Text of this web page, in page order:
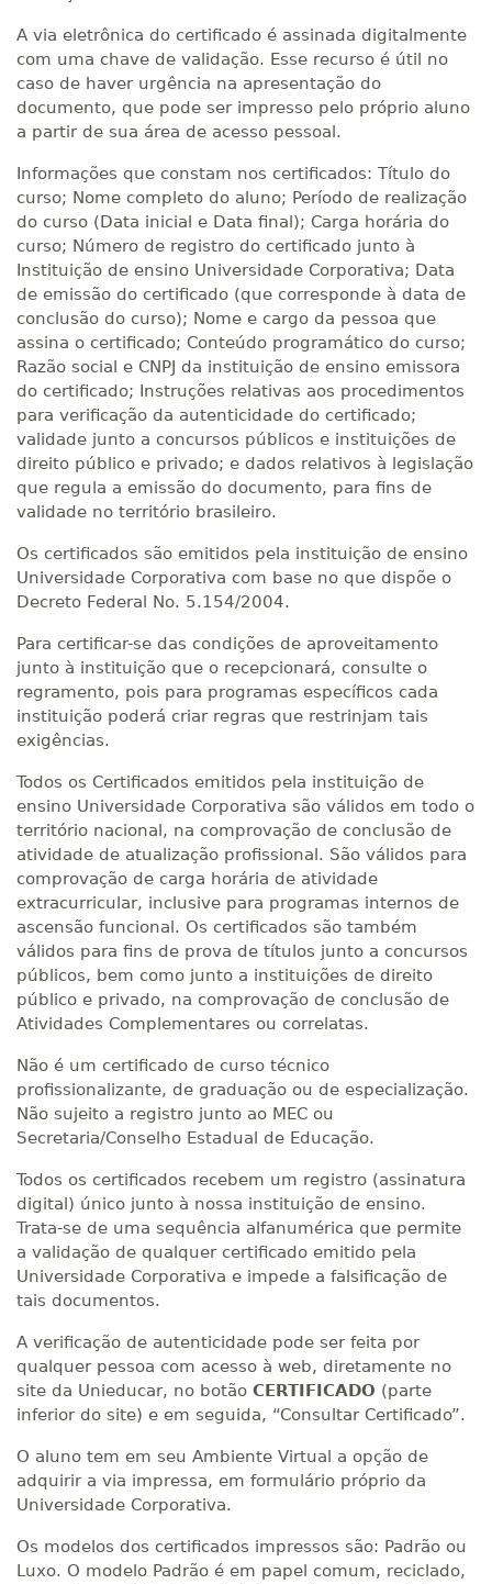
A via eletrônica do certificado é assinada digitalmente
com uma chave de validação. Esse recurso é útil no
caso de haver urgência na apresentação do
documento, que pode ser impresso pelo próprio aluno
a partir de sua área de acesso pessoal.
Informações que constam nos certificados: Título do
curso; Nome completo do aluno; Período de realização
do curso (Data inicial e Data final); Carga horária do
curso; Número de registro do certificado junto à
Instituição de ensino Universidade Corporativa; Data
de emissão do certificado (que corresponde à data de
conclusão do curso); Nome e cargo da pessoa que
assina o certificado; Conteúdo programático do curso;
Razão social e CNPJ da instituição de ensino emissora
do certificado; Instruções relativas aos procedimentos
para verificação da autenticidade do certificado;
validade junto a concursos públicos e instituições de
direito público e privado; e dados relativos à legislação
que regula a emissão do documento, para fins de
validade no território brasileiro.
Os certificados são emitidos pela instituição de ensino
Universidade Corporativa com base no que dispõe o
Decreto Federal No. 5.154/2004.
Para certificar-se das condições de aproveitamento
junto à instituição que o recepcionará, consulte o
regramento, pois para programas específicos cada
instituição poderá criar regras que restrinjam tais
exigências.
Todos os Certificados emitidos pela instituição de
ensino Universidade Corporativa são válidos em todo o
território nacional, na comprovação de conclusão de
atividade de atualização profissional. São válidos para
comprovação de carga horária de atividade
extracurricular, inclusive para programas internos de
ascensão funcional. Os certificados são também
válidos para fins de prova de títulos junto a concursos
públicos, bem como junto a instituições de direito
público e privado, na comprovação de conclusão de
Atividades Complementares ou correlatas.
Não é um certificado de curso técnico
profissionalizante, de graduação ou de especialização.
Não sujeito a registro junto ao MEC ou
Secretaria/Conselho Estadual de Educação.
Todos os certificados recebem um registro (assinatura
digital) único junto à nossa instituição de ensino.
Trata-se de uma sequência alfanumérica que permite
a validação de qualquer certificado emitido pela
Universidade Corporativa e impede a falsificação de
tais documentos.
A verificação de autenticidade pode ser feita por
qualquer pessoa com acesso à web, diretamente no
site da Unieducar, no botão CERTIFICADO (parte
inferior do site) e em seguida, “Consultar Certificado”.
O aluno tem em seu Ambiente Virtual a opção de
adquirir a via impressa, em formulário próprio da
Universidade Corporativa.
Os modelos dos certificados impressos são: Padrão ou
Luxo. O modelo Padrão é em papel comum, reciclado,